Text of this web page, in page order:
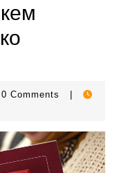
0 Comments